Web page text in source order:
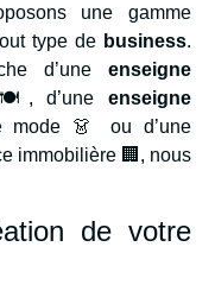
une gamme
type de business.
d’une enseigne
🍽️, d’une enseigne
mode 👗 ou d’une
immobilière 🏢, nous
de votre